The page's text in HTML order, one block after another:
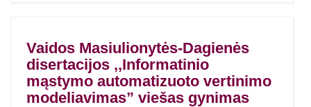
Vaidos Masiulionytės-Dagienės
disertacijos ,,Informatinio
mąstymo automatizuoto vertinimo
modeliavimas” viešas gynimas